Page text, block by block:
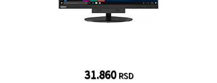
31.860RSD